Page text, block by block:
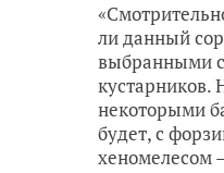
ли данный
выбранными
кустарников.
некоторыми
будет, с
хеномелесом